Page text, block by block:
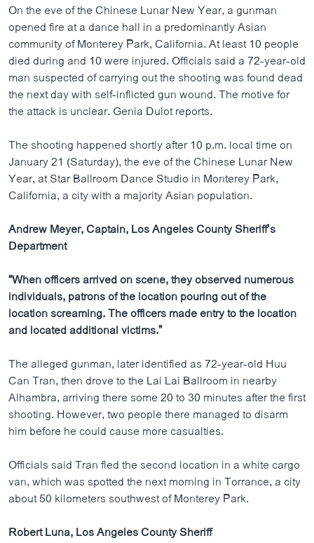
On the eve of the Chinese Lunar New Year, a gunman
opened fire at a dance hall in a predominantly Asian
community of Monterey Park, California. At least 10 people
died during and 10 were injured. Officials said a 72-year-old
man suspected of carrying out the shooting was found dead
the next day with self-inflicted gun wound. The motive for
the attack is unclear. Genia Dulot reports.
The shooting happened shortly after 10 p.m. local time on
January 21 (Saturday), the eve of the Chinese Lunar New
Year, at Star Ballroom Dance Studio in Monterey Park,
California, a city with a majority Asian population.
Andrew Meyer, Captain, Los Angeles County Sheriff’s
Department
“When officers arrived on scene, they observed numerous
individuals, patrons of the location pouring out of the
location screaming. The officers made entry to the location
and located additional victims.”
The alleged gunman, later identified as 72-year-old Huu
Can Tran, then drove to the Lai Lai Ballroom in nearby
Alhambra, arriving there some 20 to 30 minutes after the first
shooting. However, two people there managed to disarm
him before he could cause more casualties.
Officials said Tran fled the second location in a white cargo
van, which was spotted the next morning in Torrance, a city
about 50 kilometers southwest of Monterey Park.
Robert Luna, Los Angeles County Sheriff